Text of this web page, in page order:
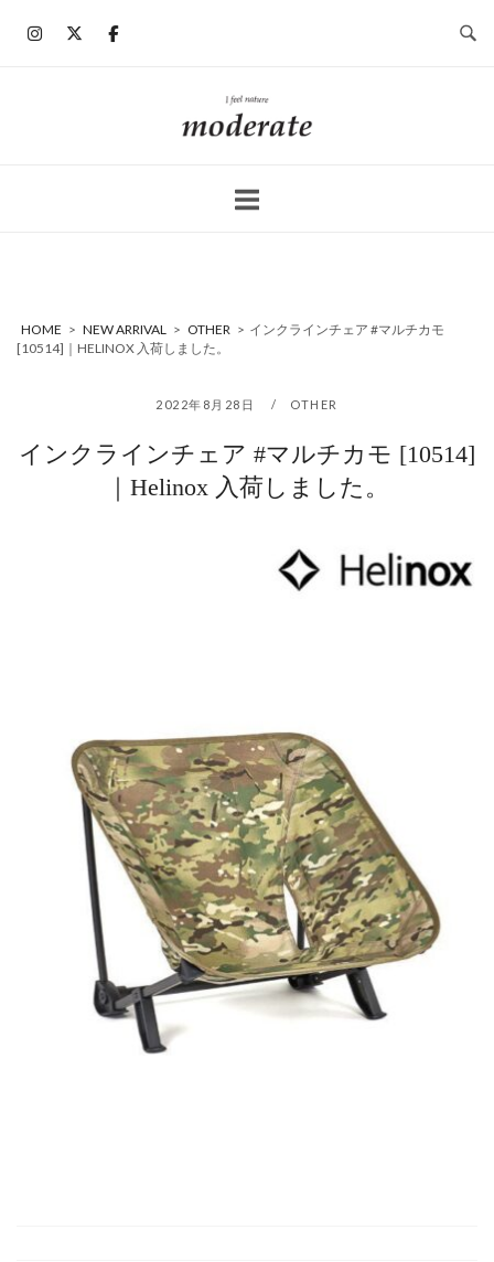
ホ
ー
HOME > NEW ARRIVAL > OTHER > インクラインチェア #マルチカモ
[10514]｜HELINOX 入荷しました。
2022年8月28日 OTHER
インクラインチェア #マルチカモ [10514]
｜Helinox 入荷しました。